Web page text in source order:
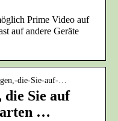
Prime Video auf
auf andere Geräte
die-Sie-auf-…
die Sie auf
…